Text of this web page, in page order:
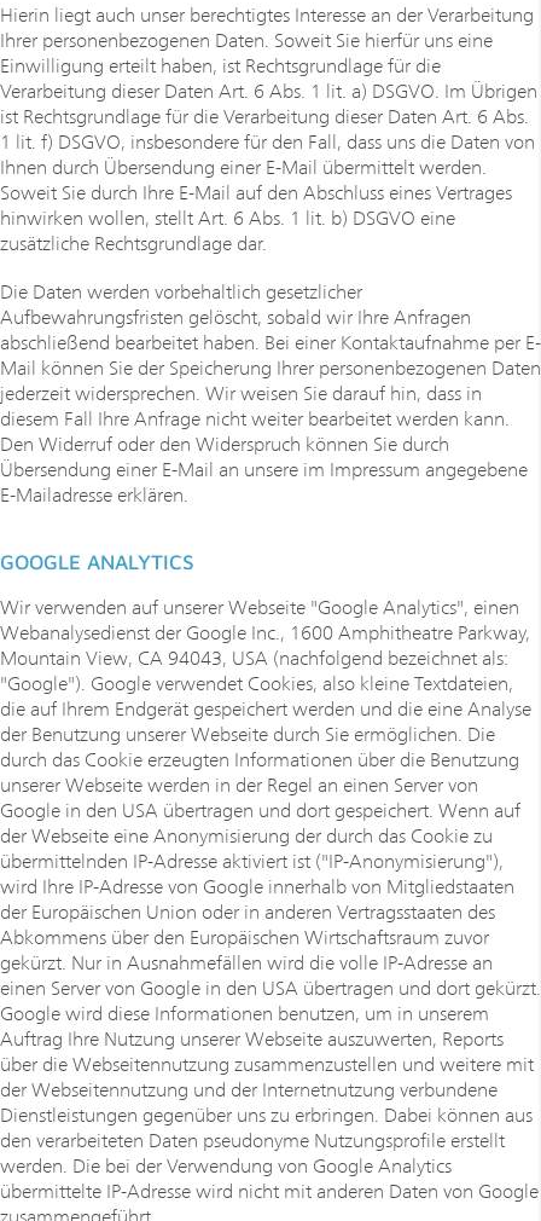
Hierin liegt auch unser berechtigtes Interesse an der Verarbeitung
Ihrer personenbezogenen Daten. Soweit Sie hierfür uns eine
Einwilligung erteilt haben, ist Rechtsgrundlage für die
Verarbeitung dieser Daten Art. 6 Abs. 1 lit. a) DSGVO. Im Übrigen
ist Rechtsgrundlage für die Verarbeitung dieser Daten Art. 6 Abs.
1 lit. f) DSGVO, insbesondere für den Fall, dass uns die Daten von
Ihnen durch Übersendung einer E-Mail übermittelt werden.
Soweit Sie durch Ihre E-Mail auf den Abschluss eines Vertrages
hinwirken wollen, stellt Art. 6 Abs. 1 lit. b) DSGVO eine
zusätzliche Rechtsgrundlage dar.
Die Daten werden vorbehaltlich gesetzlicher
Aufbewahrungsfristen gelöscht, sobald wir Ihre Anfragen
abschließend bearbeitet haben. Bei einer Kontaktaufnahme per E-
Mail können Sie der Speicherung Ihrer personenbezogenen Daten
jederzeit widersprechen. Wir weisen Sie darauf hin, dass in
diesem Fall Ihre Anfrage nicht weiter bearbeitet werden kann.
Den Widerruf oder den Widerspruch können Sie durch
Übersendung einer E-Mail an unsere im Impressum angegebene
E-Mailadresse erklären.
GOOGLE ANALYTICS
Wir verwenden auf unserer Webseite "Google Analytics", einen
Webanalysedienst der Google Inc., 1600 Amphitheatre Parkway,
Mountain View, CA 94043, USA (nachfolgend bezeichnet als:
"Google"). Google verwendet Cookies, also kleine Textdateien,
die auf Ihrem Endgerät gespeichert werden und die eine Analyse
der Benutzung unserer Webseite durch Sie ermöglichen. Die
durch das Cookie erzeugten Informationen über die Benutzung
unserer Webseite werden in der Regel an einen Server von
Google in den USA übertragen und dort gespeichert. Wenn auf
der Webseite eine Anonymisierung der durch das Cookie zu
übermittelnden IP-Adresse aktiviert ist ("IP-Anonymisierung"),
wird Ihre IP-Adresse von Google innerhalb von Mitgliedstaaten
der Europäischen Union oder in anderen Vertragsstaaten des
Abkommens über den Europäischen Wirtschaftsraum zuvor
gekürzt. Nur in Ausnahmefällen wird die volle IP-Adresse an
einen Server von Google in den USA übertragen und dort gekürzt.
Google wird diese Informationen benutzen, um in unserem
Auftrag Ihre Nutzung unserer Webseite auszuwerten, Reports
über die Webseitennutzung zusammenzustellen und weitere mit
der Webseitennutzung und der Internetnutzung verbundene
Dienstleistungen gegenüber uns zu erbringen. Dabei können aus
den verarbeiteten Daten pseudonyme Nutzungsprofile erstellt
werden. Die bei der Verwendung von Google Analytics
übermittelte IP-Adresse wird nicht mit anderen Daten von Google
zusammengeführt.